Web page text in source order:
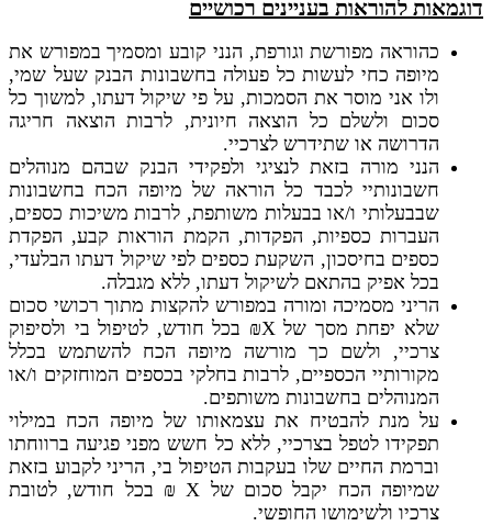
דוגמאות להוראות בעניינים רכושיים
כהוראה מפורשת וגורפת, הנני קובע ומסמיך במפורש את
מיופה כחי לעשות כל פעולה בחשבונות הבנק שעל שמי,
ולו אני מוסר את הסמכות, על פי שיקול דעתו, למשוך כל
סכום ולשלם כל הוצאה חיונית, לרבות הוצאה חריגה
הדרושה או שתידרש לצרכיי.
הנני מורה בזאת לנציגי ולפקידי הבנק שבהם מנוהלים
חשבונותיי לכבד כל הוראה של מיופה הכח בחשבונות
שבבעלותי ו/או בבעלות משותפת, לרבות משיכות כספים,
העברות כספיות, הפקדות, הקמת הוראות קבע, הפקדת
כספים בחיסכון, השקעת כספים לפי שיקול דעתו הבלעדי,
בכל אפיק בהתאם לשיקול דעתו, ללא מגבלה.
הריני מסמיכה ומורה במפורש להקצות מתוך רכושי סכום
שלא יפחת מסך של X₪ בכל חודש, לטיפול בי ולסיפוק
צרכיי, ולשם כך מורשה מיופה הכח להשתמש בכלל
מקורותיי הכספיים, לרבות בחלקי בכספים המוחזקים ו/או
המנוהלים בחשבונות משותפים.
על מנת להבטיח את עצמאותו של מיופה הכח במילוי
תפקידו לטפל בצרכיי, ללא כל חשש מפני פגיעה ברווחתו
וברמת החיים שלו בעקבות הטיפול בי, הריני לקבוע בזאת
שמיופה הכח יקבל סכום של X ₪ בכל חודש, לטובת
צרכיו ולשימושו החופשי.